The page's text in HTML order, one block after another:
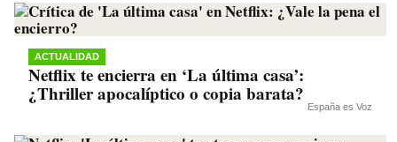
ACTUALIDAD
Netflix te encierra en ‘La última casa’:
¿Thriller apocalíptico o copia barata?
España es Voz